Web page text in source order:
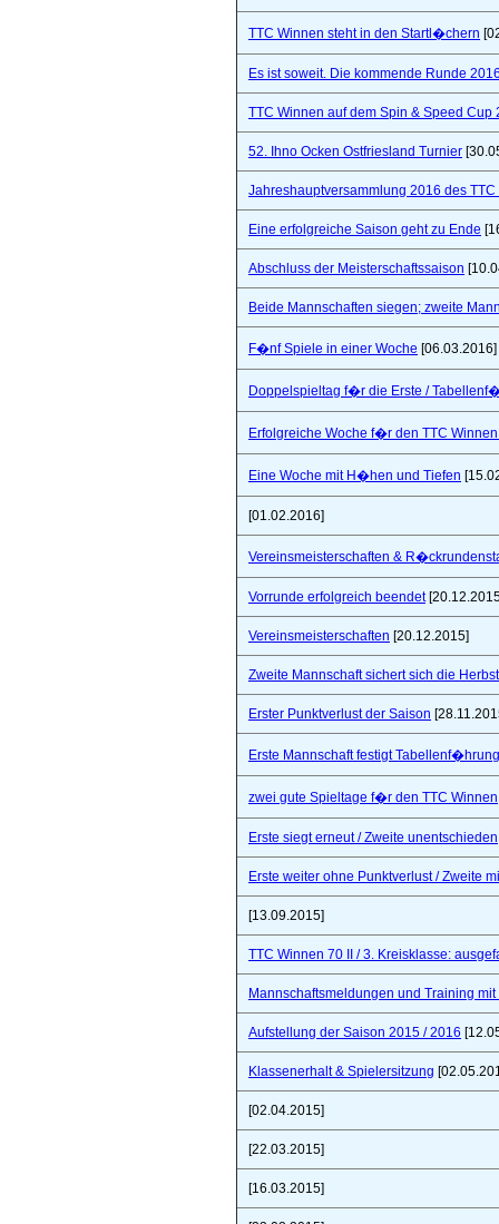
TTC Winnen steht in den Startl�chern
Es ist soweit. Die kommende Runde
TTC Winnen auf dem Spin & Speed Cup
52. Ihno Ocken Ostfriesland Turnier
Jahreshauptversammlung 2016 des TTC
Eine erfolgreiche Saison geht zu Ende
Abschluss der Meisterschaftssaison
Beide Mannschaften siegen; zweite
F�nf Spiele in einer Woche [06.03.2016]
Doppelspieltag f�r die Erste /
Erfolgreiche Woche f�r den TTC
Eine Woche mit H�hen und Tiefen
[01.02.2016]
Vereinsmeisterschaften &
Vorrunde erfolgreich beendet
Vereinsmeisterschaften [20.12.2015]
Zweite Mannschaft sichert sich die
Erster Punktverlust der Saison
Erste Mannschaft festigt
zwei gute Spieltage f�r den TTC Winnen
Erste siegt erneut / Zweite unentschieden
Erste weiter ohne Punktverlust / Zweite
[13.09.2015]
TTC Winnen 70 II / 3. Kreisklasse:
Mannschaftsmeldungen und Training
Aufstellung der Saison 2015 / 2016
Klassenerhalt & Spielersitzung
[02.04.2015]
[22.03.2015]
[16.03.2015]